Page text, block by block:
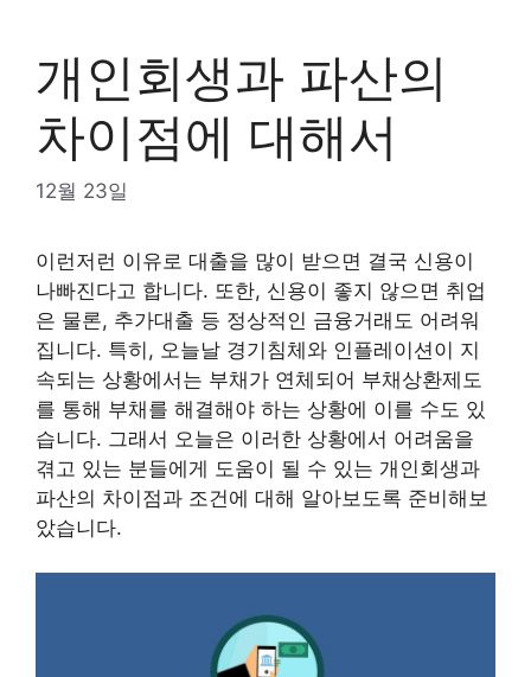
개인회생과 파산의
차이점에 대해서
12월 23일
이런저런 이유로 대출을 많이 받으면 결국 신용이
나빠진다고 합니다. 또한, 신용이 좋지 않으면 취업
은 물론, 추가대출 등 정상적인 금융거래도 어려워
집니다. 특히, 오늘날 경기침체와 인플레이션이 지
속되는 상황에서는 부채가 연체되어 부채상환제도
를 통해 부채를 해결해야 하는 상황에 이를 수도 있
습니다. 그래서 오늘은 이러한 상황에서 어려움을
겪고 있는 분들에게 도움이 될 수 있는 개인회생과
파산의 차이점과 조건에 대해 알아보도록 준비해보
았습니다.